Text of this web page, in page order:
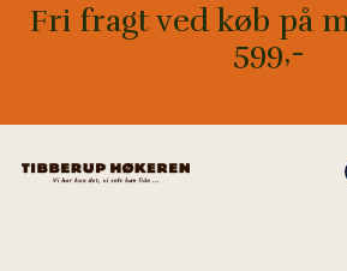
Fri fragt ved køb på
599,-